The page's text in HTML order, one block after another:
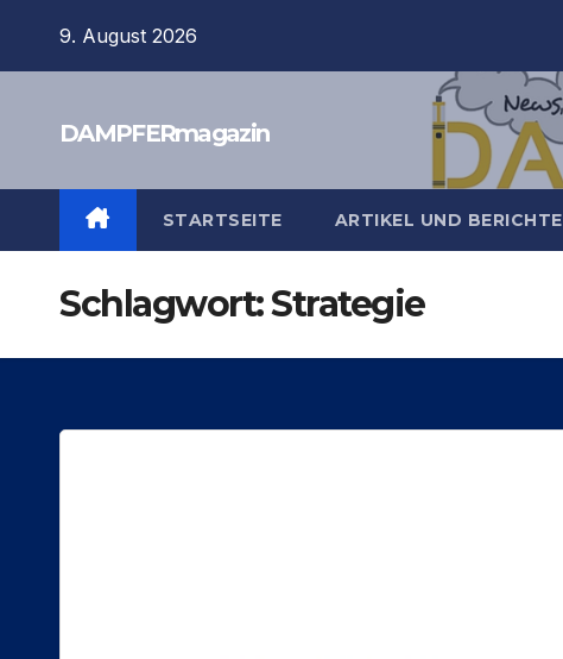
9. August 2026
DAMPFERmagazin
STARTSEITE ARTIKEL UND BERICHTE
Schlagwort:Strategie